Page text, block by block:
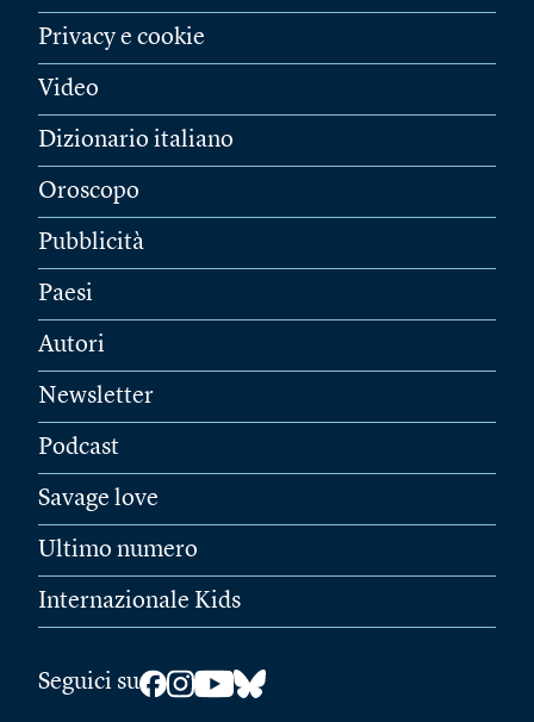
Privacy e cookie
Video
Dizionario italiano
Oroscopo
Pubblicità
Paesi
Autori
Newsletter
Podcast
Savage love
Ultimo numero
Internazionale Kids
Seguici su